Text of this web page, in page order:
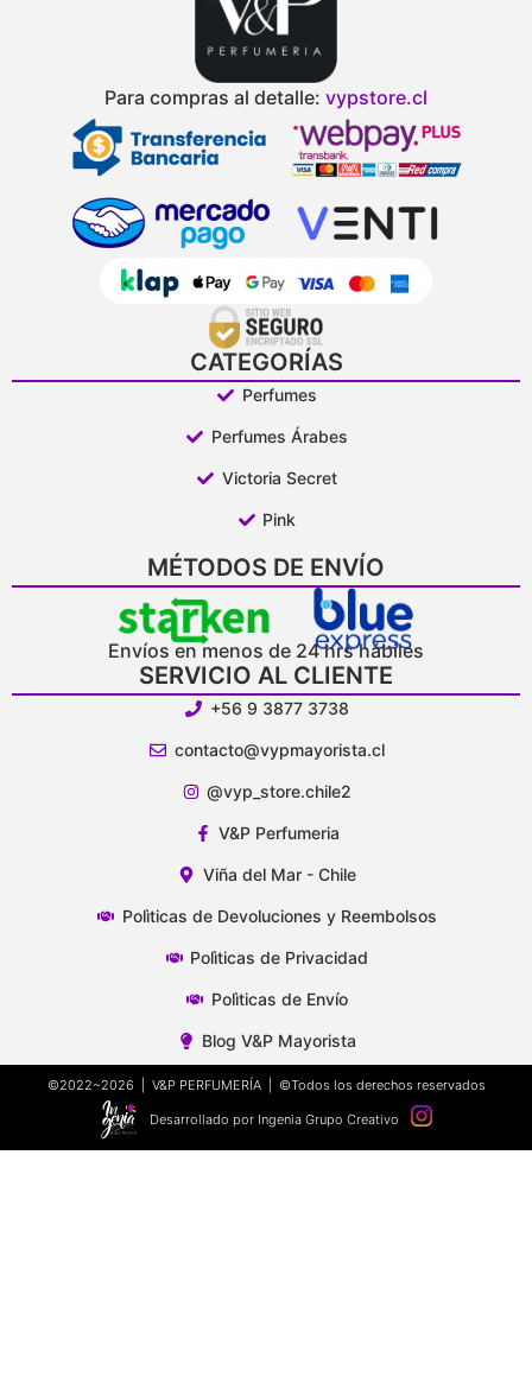
Para compras al detalle: vypstore.cl
CATEGORÍAS
Perfumes
Perfumes Árabes
Victoria Secret
Pink
MÉTODOS DE ENVÍO
Envíos en menos de 24 hrs hábiles
SERVICIO AL CLIENTE
+56 9 3877 3738
contacto@vypmayorista.cl
@vyp_store.chile2
V&P Perfumeria
Viña del Mar - Chile
Polìticas de Devoluciones y Reembolsos
Polìticas de Privacidad
Polìticas de Envío
Blog V&P Mayorista
©2022~2026 | V&P PERFUMERÍA | ©Todos los derechos reservados
Desarrollado por Ingenia Grupo Creativo